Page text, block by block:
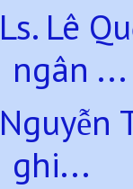
Ls. Lê
ngân ...
Nguyễn
ghi...